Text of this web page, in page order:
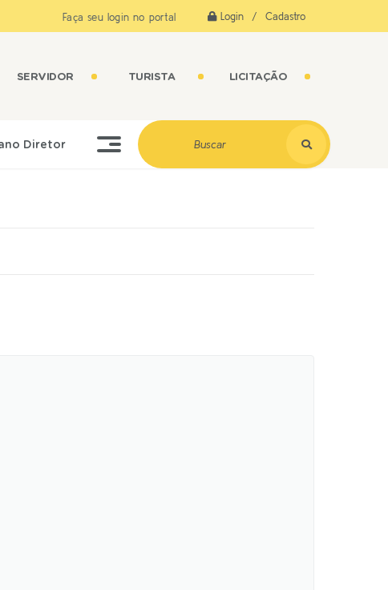
Faça seu login no portal Login / Cadastro
SERVIDOR TURISTA LICITAÇÃO
Diretor